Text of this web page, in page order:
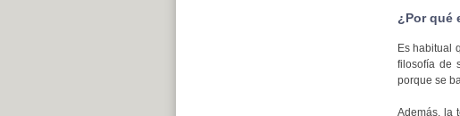
¿Por qué
Es habitual
filosofía de
porque se
Además, la